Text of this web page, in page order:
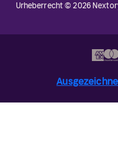
Urheberrecht © 2026